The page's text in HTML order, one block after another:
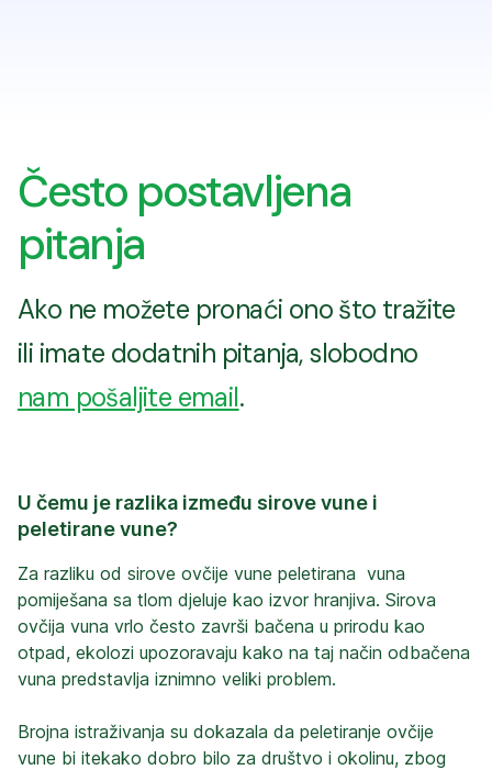
Često postavljena
pitanja
Ako ne možete pronaći ono što tražite
ili imate dodatnih pitanja, slobodno
nam pošaljite email.
U čemu je razlika između sirove vune i
peletirane vune?
Za razliku od sirove ovčije vune peletirana  vuna
pomiješana sa tlom djeluje kao izvor hranjiva. Sirova
ovčija vuna vrlo često završi bačena u prirodu kao
otpad, ekolozi upozoravaju kako na taj način odbačena
vuna predstavlja iznimno veliki problem.
Brojna istraživanja su dokazala da peletiranje ovčije
vune bi itekako dobro bilo za društvo i okolinu, zbog